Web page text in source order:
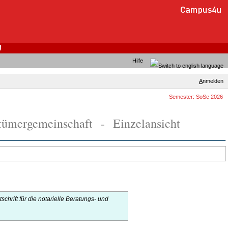
Hilfe
Anmelden
Semester: SoSe 2026
- Einzelansicht
für die notarielle Beratungs- und